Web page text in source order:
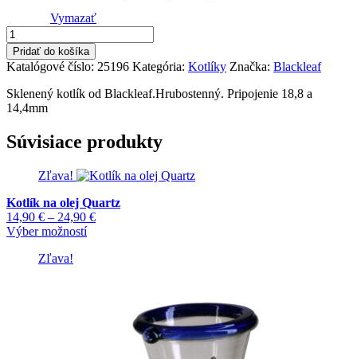
Vymazať
množstvo
Sklenený
kotlík
Hard
Pridať do košíka
Katalógové číslo: 25196 Kategória: Kotlíky Značka: Blackleaf
Sklenený kotlík od Blackleaf.Hrubostenný. Pripojenie 18,8 a
14,4mm
Súvisiace produkty
Zľava!
Kotlík na olej Quartz
14,90 € – 24,90 €Price
Výber možnostíTento
Zľava!